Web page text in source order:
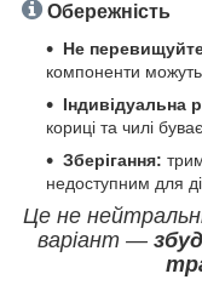
Обережність
Не
компоненти
Індивідуальна
кориці та чилі
Зберігання:
недоступним для
Це не
варіант —